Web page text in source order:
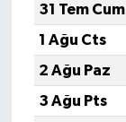
31 Tem Cum
1 Ağu Cts
2 Ağu Paz
3 Ağu Pts